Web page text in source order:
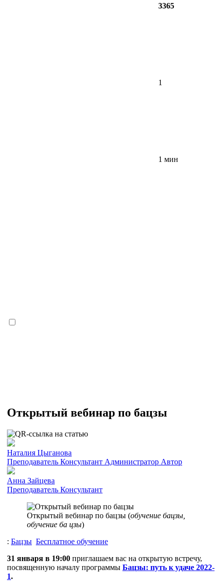
3365
1
1 мин
Открытый вебинар по бацзы
Наталия Цыганова
Преподаватель Консультант Администратор Автор
Анна Зайцева
Преподаватель Консультант
Открытый вебинар по бацзы (обучение бацзы,
обучение ба цзы)
: Бацзы Бесплатное обучение
31 января в 19:00 приглашаем вас на открытую встречу,
посвященную началу программы Бацзы: путь к удаче 2022-
1.